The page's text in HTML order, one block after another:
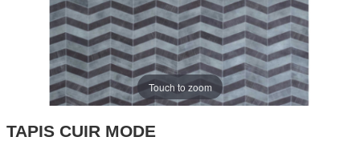
Touch to zoom
TAPIS CUIR MODE